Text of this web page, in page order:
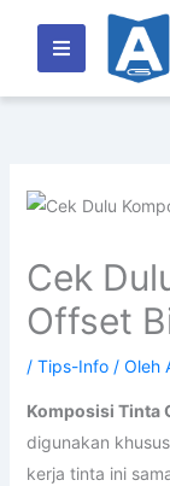
konten
Cek
Offset
/ Tips-Info/ Oleh
Komposisi Tinta
digunakan
kerja tinta ini